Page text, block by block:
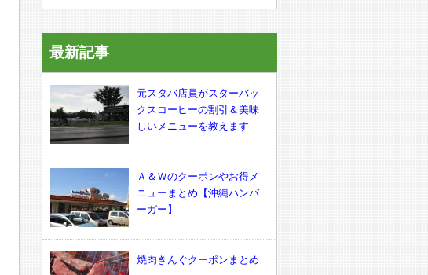
最新記事
元スタバ店員がスターバッ
クスコーヒーの割引＆美味
しいメニューを教えます
Ａ＆Ｗのクーポンやお得メ
ニューまとめ【沖縄ハンバ
ーガー】
焼肉きんぐクーポンまとめ